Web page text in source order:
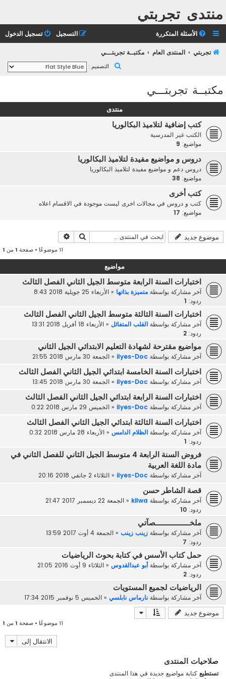
منتدى تجربتي
الأسئلة المتكررة تسجيل الدخول التسجيل
تجربتي المنتدى العام مكتبــة تجربتـــي
التصميم :
مكتبــة تجربتـــي
منتدى
كتب إضافية لتلاميذ البكالوريا
الكتب غير المدرسية
مواضيع: 9
دروس و مواضيع مفيدة لتلاميذ البكالوريا
دروس دعم و مواضيع مفيدة لتلاميذ البكالوريا
مواضيع: 38
كتب أخرى
كتب و دروس في مجالات اخرى ليست موجودة في الاقسام اعلاه
مواضيع: 17
موضوع جديد بحث
11 موضوعًا • صفحة 1 من 1
مواضيع
اختبارات السنة الرابعة متوسط الجيل الثاني الفصل الثالث
آخر مشاركة بواسطة متميزة بذاتها « الأربعاء 25 جويلية 2018 8:43
ردود: 1
اختبارات السنة الثالثة متوسط الجيل الثاني الفصل الثالث
آخر مشاركة بواسطة القلب المتفائل « الأربعاء 18 أفريل 2018 13:31
ردود: 2
مواضيع مقترحة لشهادة التعليم الابتدائي الجيل الثاني
آخر مشاركة بواسطة ilyes-Doc
« الجمعة 30 مارس 2018 21:55
اختبارات السنة الخامسة ابتدائي الجيل الثاني الفصل الثالث
آخر مشاركة بواسطة ilyes-Doc
« الجمعة 30 مارس 2018 13:45
اختبارات السنة الرابعة ابتدائي الجيل الثاني الفصل الثالث
آخر مشاركة بواسطة ilyes-Doc
« الخميس 29 مارس 2018 0:22
اختبارات السنة الثالثة ابتدائي الجيل الثاني الفصل الثالث
آخر مشاركة بواسطة الظلام الدامس « الأربعاء 28 مارس 2018 0:32
ردود: 1
فروض السنة الرابعة 4 متوسط الجيل الثاني للفصل الثاني في
مادة اللغة العربية
آخر مشاركة بواسطة ilyes-Doc
« الثلاثاء 2 جانفي 2018 20:16
قصة الشاطر حسن
آخر مشاركة بواسطة kilwa
« الجمعة 22 ديسمبر 2017 21:47
ردود: 10
ملخـــــــــــــــــصآتي
آخر مشاركة بواسطة زينب زينب « الجمعة 4 أوت 2017 13:59
ردود: 7
حمل كتاب الأسس في كتابة بحوث الرياضيات
آخر مشاركة بواسطةأبو عبدالقدوس « الثلاثاء 9 أوت 2016 21:05
ردود: 2
الرياضيات لجميع المستويات
آخر مشاركة بواسطة نارماس نابلسي « الخميس 5 نوفمبر 2015 17:34
موضوع جديد
11 موضوعًا • صفحة 1 من 1
الانتقال إلى
صلاحيات المنتدى
تستطيع كتابة مواضيع جديدة في هذا المنتدى